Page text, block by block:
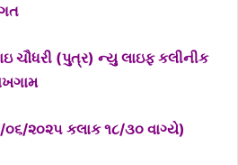
ચૌધરી (પુત્ર) ન્યુ લાઇફ કલીનીક
૦૬/૨૦૨૫ કલાક ૧૮/૩૦ વાગ્યે)